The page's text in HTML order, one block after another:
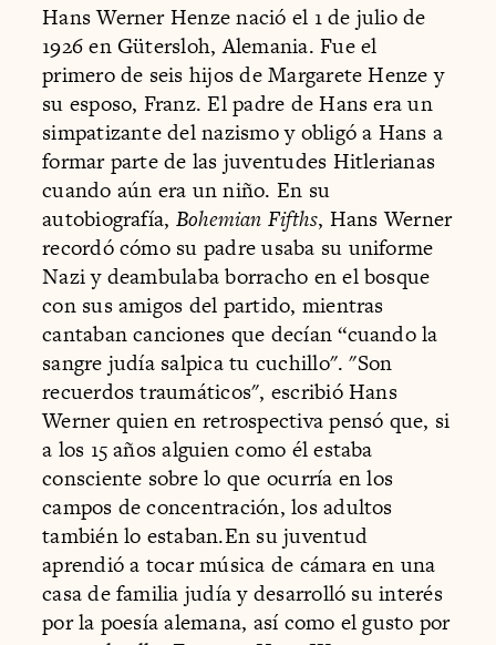
Hans Werner Henze nació el 1 de julio de
1926 en Gütersloh, Alemania. Fue el
primero de seis hijos de Margarete Henze y
su esposo, Franz. El padre de Hans era un
simpatizante del nazismo y obligó a Hans a
formar parte de las juventudes Hitlerianas
cuando aún era un niño. En su
autobiografía, Bohemian Fifths, Hans Werner
recordó cómo su padre usaba su uniforme
Nazi y deambulaba borracho en el bosque
con sus amigos del partido, mientras
cantaban canciones que decían “cuando la
sangre judía salpica tu cuchillo". "Son
recuerdos traumáticos", escribió Hans
Werner quien en retrospectiva pensó que, si
a los 15 años alguien como él estaba
consciente sobre lo que ocurría en los
campos de concentración, los adultos
también lo estaban.En su juventud
aprendió a tocar música de cámara en una
casa de familia judía y desarrolló su interés
por la poesía alemana, así como el gusto por